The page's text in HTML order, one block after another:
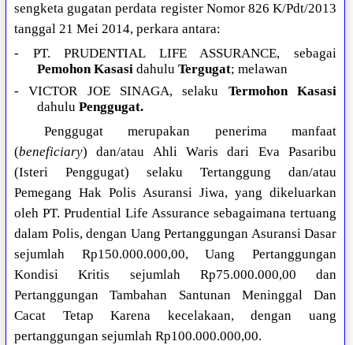
sengketa gugatan perdata register Nomor 826 K/Pdt/2013
tanggal 21 Mei 2014, perkara antara:
- PT. PRUDENTIAL LIFE ASSURANCE, sebagai
Pemohon Kasasidahulu Tergugat; melawan
- VICTOR JOE SINAGA, selaku Termohon Kasasi
dahulu Penggugat.
Penggugat merupakan penerima manfaat
(beneficiary) dan/atau Ahli Waris dari Eva Pasaribu
(Isteri Penggugat) selaku Tertanggung dan/atau
Pemegang Hak Polis Asuransi Jiwa, yang dikeluarkan
oleh PT. Prudential Life Assurance sebagaimana tertuang
dalam Polis, dengan Uang Pertanggungan Asuransi Dasar
sejumlah Rp150.000.000,00, Uang Pertanggungan
Kondisi Kritis sejumlah Rp75.000.000,00 dan
Pertanggungan Tambahan Santunan Meninggal Dan
Cacat Tetap Karena kecelakaan, dengan uang
pertanggungan sejumlah Rp100.000.000,00.